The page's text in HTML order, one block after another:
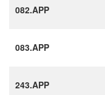
082.APP
083.APP
243.APP